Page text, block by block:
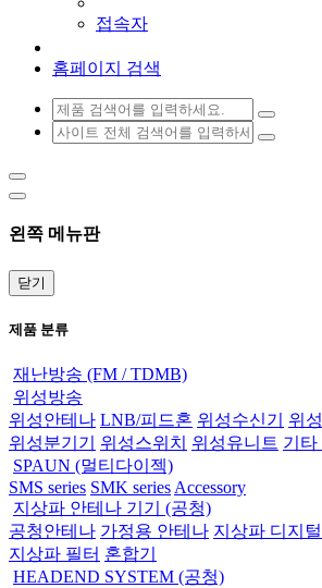
접속자
홈페이지 검색
왼쪽 메뉴판
닫기
제품 분류
재난방송 (FM / TDMB)
위성방송
위성안테나 LNB/피드혼 위성수신기 위
위성분기기
위성스위치 위성유니트 기타
SPAUN (멀티다이젝)
SMS series SMK series Accessory
지상파 안테나 기기 (공청)
공청안테나 가정용 안테나 지상파 디지털
지상파 필터 혼합기
HEADEND SYSTEM (공청)